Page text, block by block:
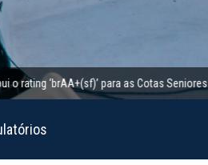
para as Cotas Seniores da